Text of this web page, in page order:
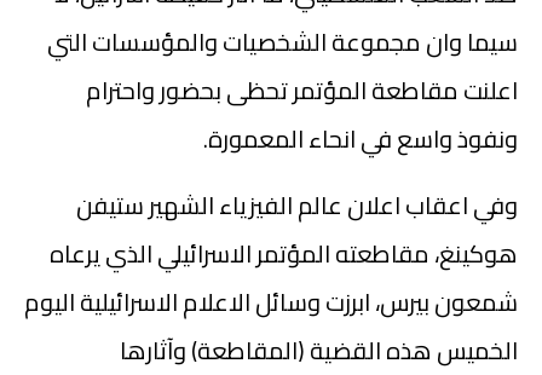
سيما وان مجموعة الشخصيات والمؤسسات التي
اعلنت مقاطعة المؤتمر تحظى بحضور واحترام
ونفوذ واسع في انحاء المعمورة.
وفي اعقاب اعلان عالم الفيزياء الشهير ستيفن
هوكينغ، مقاطعته المؤتمر الاسرائيلي الذي يرعاه
شمعون بيرس، ابرزت وسائل الاعلام الاسرائيلية اليوم
الخميس هذه القضية (المقاطعة) وآثارها